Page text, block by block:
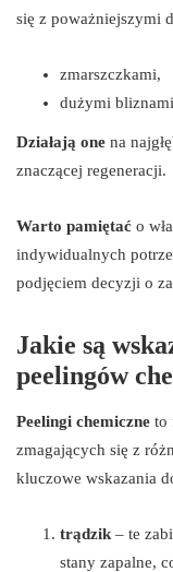
się z poważniejszymi
zmarszczkami,
dużymi
Działają one na
znaczącej regeneracji.
Warto pamiętać o
indywidualnych
podjęciem decyzji o
Jakie są
peelingów
Peelingi chemiczne to
zmagających się z
kluczowe wskazania
trądzik – te
stany zapalne,